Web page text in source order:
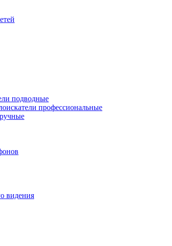
подводные
профессиональные
видения